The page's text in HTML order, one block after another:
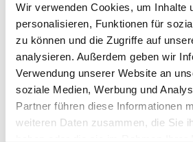
Wir verwenden Cookies, um Inhalte
personalisieren, Funktionen für
zu können und die Zugriffe auf
analysieren. Außerdem geben wir
Verwendung unserer Website an
soziale Medien, Werbung und
Partner führen diese Informationen
weiteren Daten zusammen, die Sie